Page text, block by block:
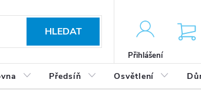
HLEDAT
Přihlášení
Předsíň Osvětlení